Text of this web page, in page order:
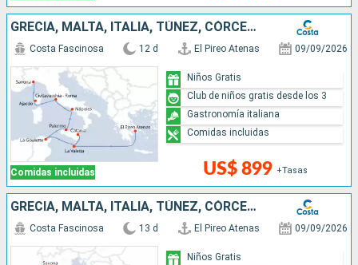
GRECIA, MALTA, ITALIA, TÚNEZ, CÓRCEGA (FRANCIA)
Comidas incluidas
Costa Fascinosa 12 d El Pireo Atenas 09/09/2026
US$ 899 +Tasas
Niños Gratis
Club de niños gratis desde los 3
Gastronomía italiana
Comidas incluidas
GRECIA, MALTA, ITALIA, TÚNEZ, CÓRCEGA (FRANCIA), FRANCIA
Costa Fascinosa 13 d El Pireo Atenas 09/09/2026
Niños Gratis